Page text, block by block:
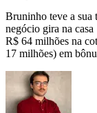
Bruninho teve a sua
negócio gira na
R$ 64 milhões na
17 milhões) em